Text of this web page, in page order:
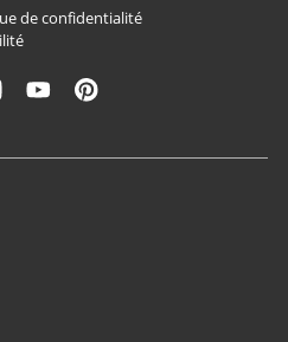
de page
de confidentialité